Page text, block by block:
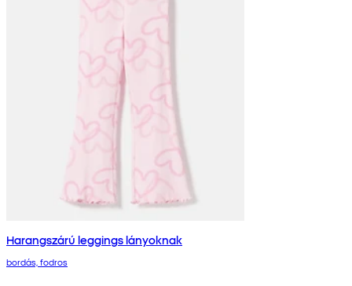
Harangszárú leggings lányoknak
bordás, fodros